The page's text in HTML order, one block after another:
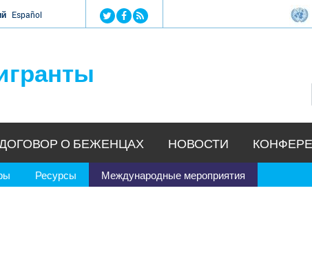
Jump to navigation
Español
Ресурсы Международные мероприятия
О БЕЖЕНЦАХ НОВОСТИ